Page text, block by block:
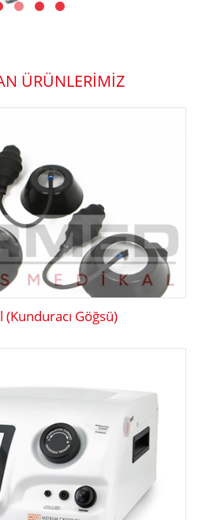
ÜRÜNLERİMİZ
Göğsü)